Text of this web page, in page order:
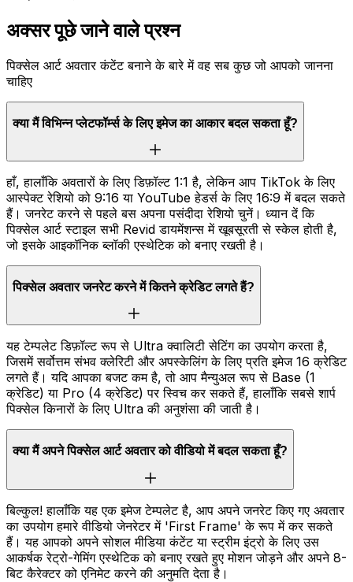
अक्सर पूछे जाने वाले प्रश्न
पिक्सेल आर्ट अवतार कंटेंट बनाने के बारे में वह सब कुछ जो आपको जानना
चाहिए
क्या मैं विभिन्न प्लेटफॉर्म्स के लिए इमेज का आकार बदल सकता हूँ?
हाँ, हालाँकि अवतारों के लिए डिफ़ॉल्ट 1:1 है, लेकिन आप TikTok के लिए
आस्पेक्ट रेशियो को 9:16 या YouTube हेडर्स के लिए 16:9 में बदल सकते
हैं। जनरेट करने से पहले बस अपना पसंदीदा रेशियो चुनें। ध्यान दें कि
पिक्सेल आर्ट स्टाइल सभी Revid डायमेंशन्स में खूबसूरती से स्केल होती है,
जो इसके आइकॉनिक ब्लॉकी एस्थेटिक को बनाए रखती है।
पिक्सेल अवतार जनरेट करने में कितने क्रेडिट लगते हैं?
यह टेम्पलेट डिफ़ॉल्ट रूप से Ultra क्वालिटी सेटिंग का उपयोग करता है,
जिसमें सर्वोत्तम संभव क्लेरिटी और अपस्केलिंग के लिए प्रति इमेज 16 क्रेडिट
लगते हैं। यदि आपका बजट कम है, तो आप मैन्युअल रूप से Base (1
क्रेडिट) या Pro (4 क्रेडिट) पर स्विच कर सकते हैं, हालाँकि सबसे शार्प
पिक्सेल किनारों के लिए Ultra की अनुशंसा की जाती है।
क्या मैं अपने पिक्सेल आर्ट अवतार को वीडियो में बदल सकता हूँ?
बिल्कुल! हालाँकि यह एक इमेज टेम्पलेट है, आप अपने जनरेट किए गए अवतार
का उपयोग हमारे वीडियो जेनरेटर में 'First Frame' के रूप में कर सकते
हैं। यह आपको अपने सोशल मीडिया कंटेंट या स्ट्रीम इंट्रो के लिए उस
आकर्षक रेट्रो-गेमिंग एस्थेटिक को बनाए रखते हुए मोशन जोड़ने और अपने 8-
बिट कैरेक्टर को एनिमेट करने की अनुमति देता है।